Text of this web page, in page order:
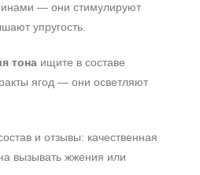
— они стимулируют
упругость.
тона ищите в составе
ягод — они осветляют
и отзывы: качественная
вызывать жжения или